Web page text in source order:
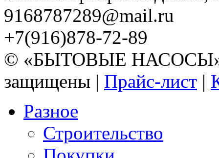
9168787289@mail.ru
+7(916)878-72-89
© «БЫТОВЫЕ НАСОСЫ»
защищены | Прайс-лист |
Разное
Строительство